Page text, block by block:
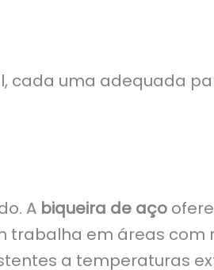
cada uma adequada
A biqueira de aço
trabalha em áreas com
a temperaturas